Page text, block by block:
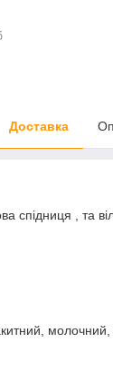
Доставка
спідниця , та